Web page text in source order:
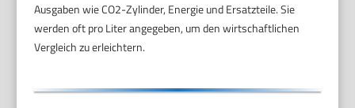
Ausgaben wie CO2-Zylinder, Energie und Ersatzteile. Sie
werden oft pro Liter angegeben, um den wirtschaftlichen
Vergleich zu erleichtern.